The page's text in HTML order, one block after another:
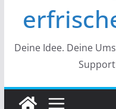
Deine Idee. Deine